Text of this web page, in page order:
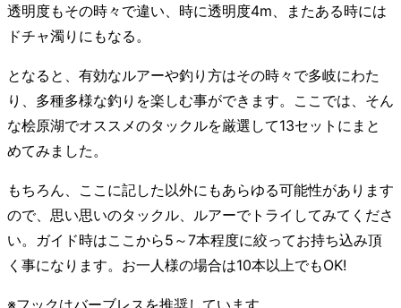
透明度もその時々で違い、時に透明度4m、またある時には
ドチャ濁りにもなる。
となると、有効なルアーや釣り方はその時々で多岐にわた
り、多種多様な釣りを楽しむ事ができます。ここでは、そん
な桧原湖でオススメのタックルを厳選して13セットにまと
めてみました。
もちろん、ここに記した以外にもあらゆる可能性があります
ので、思い思いのタックル、ルアーでトライしてみてくださ
い。ガイド時はここから5～7本程度に絞ってお持ち込み頂
く事になります。お一人様の場合は10本以上でもOK!
※フックはバーブレスを推奨しています。